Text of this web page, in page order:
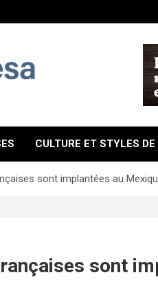
CULTURE ET STYLES DE
sont implantées au
sont